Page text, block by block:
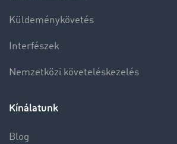
Küldeménykövetés
Interfészek
Nemzetközi követeléskezelés
Kínálatunk
Blog